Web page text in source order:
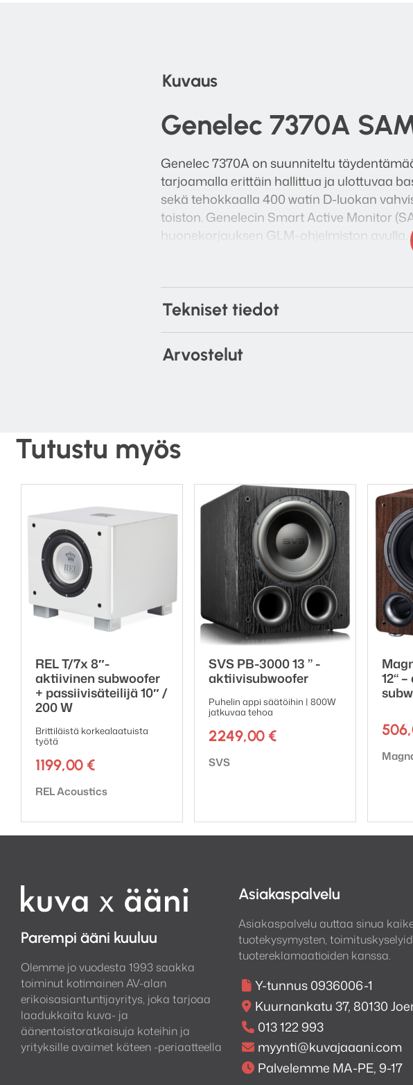
Kuvaus
Genelec 7370A
Genelec 7370A on suunniteltu
tarjoamalla erittäin hallittua ja ulottuvaa
sekä tehokkaalla 400 watin D-luokan
toiston. Genelecin Smart Active Monitor
huonekorjauksen GLM-ohjelmiston
ympäristöihin. Laajat
luotettavan toiminnan myös
Genelec 7370A on erinomainen valinta,
musiikin miksaukseen, elokuvatuotantoon
Tekniset tiedot
Arvostelut
Tutustu myös
REL T/7x 8″-
aktiivinen subwoofer
+ passiivisäteilijä 10″ /
200 W
Brittiläistä korkealaatuista
työtä
1199,00 €
Tuotemerkki:
REL Acoustics
SVS PB-3000 13 ” -
aktiivisubwoofer
Puhelin appi säätöihin | 800W
jatkuvaa tehoa
2249,00 €
Tuotemerkki:
SVS
12“
Parempi ääni kuuluu
Olemme jo vuodesta 1993 saakka
toiminut kotimainen AV-alan
erikoisasiantuntijayritys, joka tarjoaa
laadukkaita kuva- ja
äänentoistoratkaisuja koteihin ja
yrityksille avaimet käteen -periaatteella
Asiakaspalvelu
Asiakaspalvelu auttaa sinua
tuotekysymysten,
tuotereklamaatioiden kanssa.
Y-tunnus 0936006-1
Kuurnankatu 37, 80130
013 122 993
myynti@kuvajaaani.com
Palvelemme MA-PE, 9-17